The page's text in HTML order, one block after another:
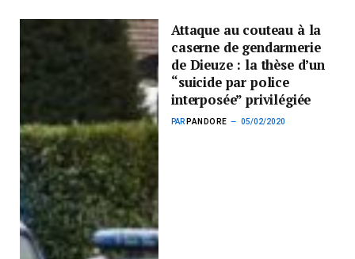
Attaque au couteau à la
caserne de gendarmerie
de Dieuze : la thèse d’un
“suicide par police
interposée” privilégiée
PAR PANDORE 05/02/2020